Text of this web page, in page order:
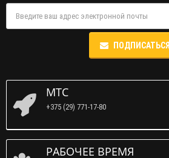
ПОДПИСАТЬСЯ
МТС
+375 (29) 771-17-80
РАБОЧЕЕ ВРЕМЯ